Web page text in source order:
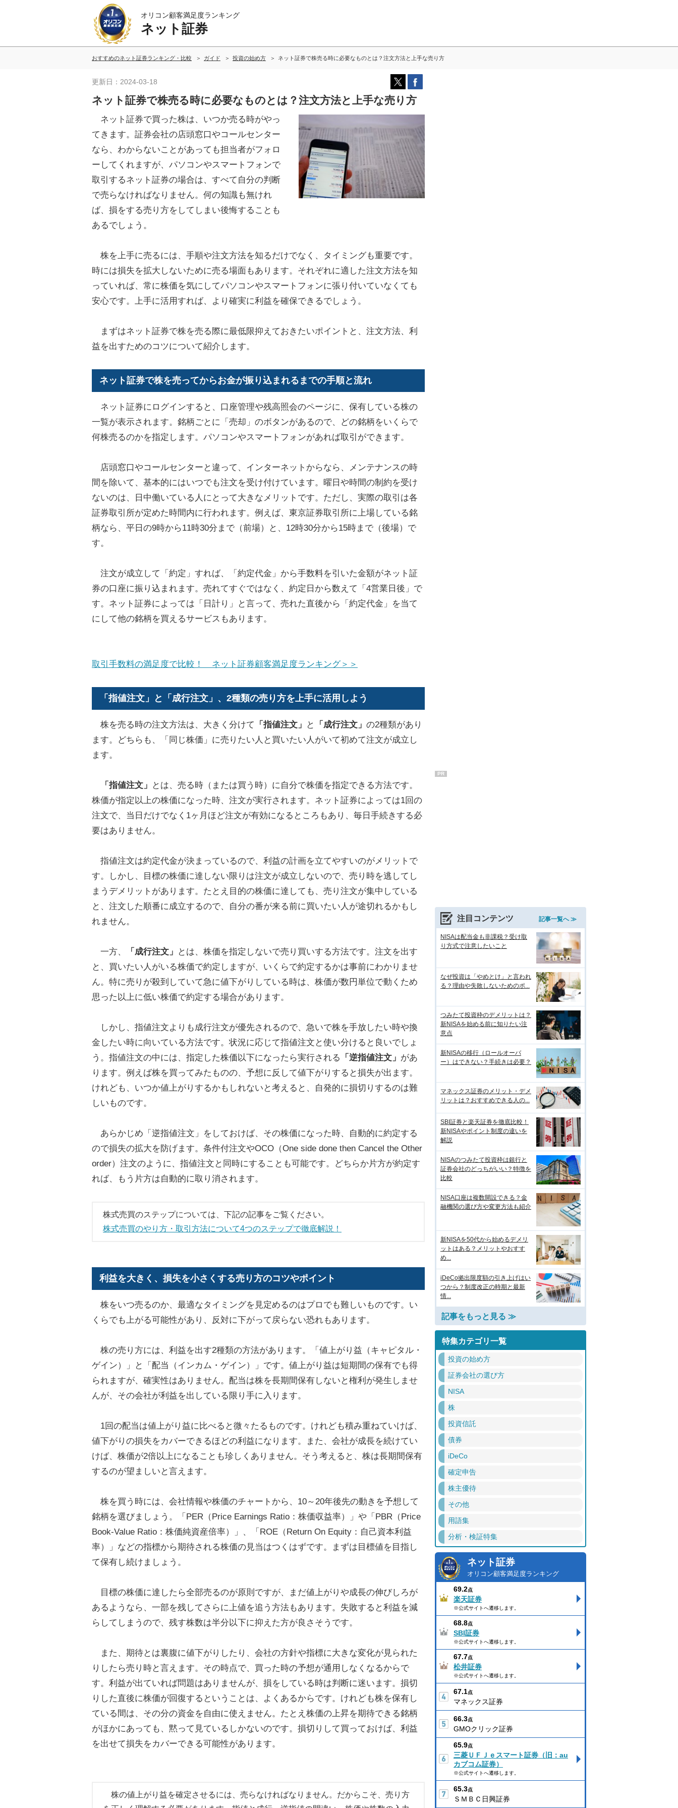
オリコン顧客満足度ランキング
ネット証券
おすすめのネット証券ランキング・比較 ガイド 投資の始め方 ネット証券で株売る時に必要なものとは？注文方法と上手な売り方
更新日：2024-03-18
ネット証券で株売る時に必要なものとは？注文方法と上手な売り方
ネット証券で買った株は、いつか売る時がやっ
てきます。証券会社の店頭窓口やコールセンター
なら、わからないことがあっても担当者がフォロ
ーしてくれますが、パソコンやスマートフォンで
取引するネット証券の場合は、すべて自分の判断
で売らなければなりません。何の知識も無けれ
ば、損をする売り方をしてしまい後悔することも
あるでしょう。
株を上手に売るには、手順や注文方法を知るだけでなく、タイミングも重要です。
時には損失を拡大しないために売る場面もあります。それぞれに適した注文方法を知
っていれば、常に株価を気にしてパソコンやスマートフォンに張り付いていなくても
安心です。上手に活用すれば、より確実に利益を確保できるでしょう。
まずはネット証券で株を売る際に最低限抑えておきたいポイントと、注文方法、利
益を出すためのコツについて紹介します。
ネット証券で株を売ってからお金が振り込まれるまでの手順と流れ
ネット証券にログインすると、口座管理や残高照会のページに、保有している株の
一覧が表示されます。銘柄ごとに「売却」のボタンがあるので、どの銘柄をいくらで
何株売るのかを指定します。パソコンやスマートフォンがあれば取引ができます。
店頭窓口やコールセンターと違って、インターネットからなら、メンテナンスの時
間を除いて、基本的にはいつでも注文を受け付けています。曜日や時間の制約を受け
ないのは、日中働いている人にとって大きなメリットです。ただし、実際の取引は各
証券取引所が定めた時間内に行われます。例えば、東京証券取引所に上場している銘
柄なら、平日の9時から11時30分まで（前場）と、12時30分から15時まで（後場）で
す。
注文が成立して「約定」すれば、「約定代金」から手数料を引いた金額がネット証
券の口座に振り込まれます。売れてすぐではなく、約定日から数えて「4営業日後」で
す。ネット証券によっては「日計り」と言って、売れた直後から「約定代金」を当て
にして他の銘柄を買えるサービスもあります。
取引手数料の満足度で比較！ ネット証券顧客満足度ランキング＞＞
「指値注文」と「成行注文」、2種類の売り方を上手に活用しよう
株を売る時の注文方法は、大きく分けて 「指値注文」 と 「成行注文」 の2種類があり
ます。どちらも、「同じ株価」に売りたい人と買いたい人がいて初めて注文が成立し
ます。
「指値注文」
とは、売る時（または買う時）に自分で株価を指定できる方法です。
株価が指定以上の株価になった時、注文が実行されます。ネット証券によっては1回の
注文で、当日だけでなく1ヶ月ほど注文が有効になるところもあり、毎日手続きする必
要はありません。
指値注文は約定代金が決まっているので、利益の計画を立てやすいのがメリットで
す。しかし、目標の株価に達しない限りは注文が成立しないので、売り時を逃してし
まうデメリットがあります。たとえ目的の株価に達しても、売り注文が集中している
と、注文した順番に成立するので、自分の番が来る前に買いたい人が途切れるかもし
れません。
一方、 「成行注文」
とは、株価を指定しないで売り買いする方法です。注文を出す
と、買いたい人がいる株価で約定しますが、いくらで約定するかは事前にわかりませ
ん。特に売りが殺到していて急に値下がりしている時は、株価が数円単位で動くため
思った以上に低い株価で約定する場合があります。
しかし、指値注文よりも成行注文が優先されるので、急いで株を手放したい時や換
金したい時に向いている方法です。状況に応じて指値注文と使い分けると良いでしょ
う。指値注文の中には、指定した株価以下になったら実行される
「逆指値注文」 があ
ります。例えば株を買ってみたものの、予想に反して値下がりすると損失が出ます。
けれども、いつか値上がりするかもしれないと考えると、自発的に損切りするのは難
しいものです。
あらかじめ「逆指値注文」をしておけば、その株価になった時、自動的に約定する
ので損失の拡大を防げます。条件付注文やOCO（One side done then Cancel the Other
order）注文のように、指値注文と同時にすることも可能です。どちらか片方が約定す
れば、もう片方は自動的に取り消されます。
株式売買のステップについては、下記の記事をご覧ください。
株式売買のやり方・取引方法について4つのステップで徹底解説！
利益を大きく、損失を小さくする売り方のコツやポイント
株をいつ売るのか、最適なタイミングを見定めるのはプロでも難しいものです。い
くらでも上がる可能性があり、反対に下がって戻らない恐れもあります。
株の売り方には、利益を出す2種類の方法があります。「値上がり益（キャピタル・
ゲイン）」と「配当（インカム・ゲイン）」です。値上がり益は短期間の保有でも得
られますが、確実性はありません。配当は株を長期間保有しないと権利が発生しませ
んが、その会社が利益を出している限り手に入ります。
1回の配当は値上がり益に比べると微々たるものです。けれども積み重ねていけば、
値下がりの損失をカバーできるほどの利益になります。また、会社が成長を続けてい
けば、株価が2倍以上になることも珍しくありません。そう考えると、株は長期間保有
するのが望ましいと言えます。
株を買う時には、会社情報や株価のチャートから、10～20年後先の動きを予想して
銘柄を選びましょう。「PER（Price Earnings Ratio：株価収益率）」や「PBR（Price
Book-Value Ratio：株価純資産倍率）」、「ROE（Return On Equity：自己資本利益
率）」などの指標から期待される株価の見当はつくはずです。まずは目標値を目指し
て保有し続けましょう。
目標の株価に達したら全部売るのが原則ですが、まだ値上がりや成長の伸びしろが
あるようなら、一部を残してさらに上値を追う方法もあります。失敗すると利益を減
らしてしまうので、残す株数は半分以下に抑えた方が良さそうです。
また、期待とは裏腹に値下がりしたり、会社の方針や指標に大きな変化が見られた
りしたら売り時と言えます。その時点で、買った時の予想が通用しなくなるからで
す。利益が出ていれば問題はありませんが、損をしている時は判断に迷います。損切
りした直後に株価が回復するということは、よくあるからです。けれども株を保有し
ている間は、その分の資金を自由に使えません。たとえ株価の上昇を期待できる銘柄
がほかにあっても、黙って見ているしかないのです。損切りして買っておけば、利益
を出せて損失をカバーできる可能性があります。
株の値上がり益を確定させるには、売らなければなりません。だからこそ、売り方
PR
注目コンテンツ 記事一覧へ ≫
NISAは配当金も非課税？受け取
り方式で注意したいこと
なぜ投資は「やめとけ」と言われ
る？理由や失敗しないためのポ...
つみたて投資枠のデメリットは？
新NISAを始める前に知りたい注
意点
新NISAの移行（ロールオーバ
ー）はできない？手続きは必要？
マネックス証券のメリット・デメ
リットは？おすすめできる人の...
SBI証券と楽天証券を徹底比較！
新NISAやポイント制度の違いを
解説
NISAのつみたて投資枠は銀行と
証券会社のどっちがいい？特徴を
比較
NISA口座は複数開設できる？金
融機関の選び方や変更方法も紹介
新NISAを50代から始めるデメリ
ットはある？メリットやおすす
め...
iDeCo拠出限度額の引き上げはい
つから？制度改正の時期と最新
情...
記事をもっと見る ≫
特集カテゴリ一覧
投資の始め方
証券会社の選び方
NISA
株
投資信託
債券
iDeCo
確定申告
株主優待
その他
用語集
分析・検証特集
ネット証券
オリコン顧客満足度ランキング
69.2点
楽天証券
※公式サイトへ遷移します。
68.8点
SBI証券
※公式サイトへ遷移します。
67.7点
松井証券
※公式サイトへ遷移します。
67.1点
マネックス証券
66.3点
GMOクリック証券
65.9点
三菱ＵＦＪｅスマート証券（旧：au
カブコム証券）
※公式サイトへ遷移します。
65.3点
ＳＭＢＣ日興証券